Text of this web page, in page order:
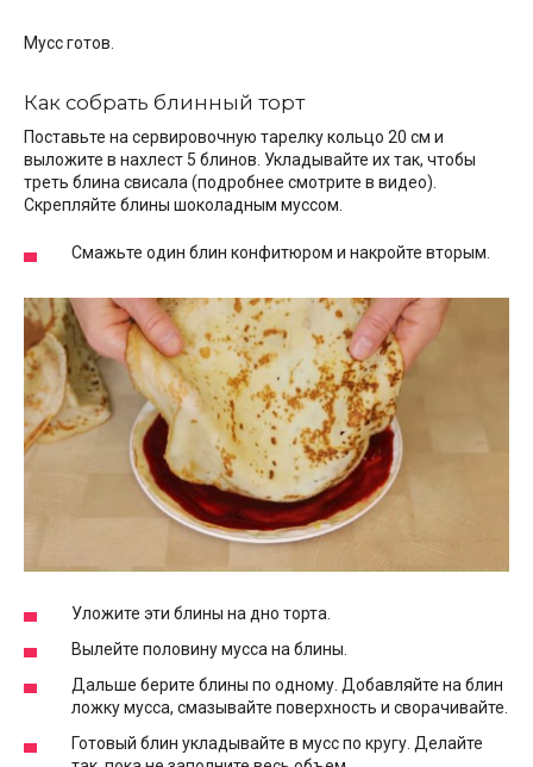
Мусс готов.
Как собрать блинный торт
Поставьте на сервировочную тарелку кольцо 20 см и
выложите в нахлест 5 блинов. Укладывайте их так, чтобы
треть блина свисала (подробнее смотрите в видео).
Скрепляйте блины шоколадным муссом.
Смажьте один блин конфитюром и накройте вторым.
Уложите эти блины на дно торта.
Вылейте половину мусса на блины.
Дальше берите блины по одному. Добавляйте на блин
ложку мусса, смазывайте поверхность и сворачивайте.
Готовый блин укладывайте в мусс по кругу. Делайте